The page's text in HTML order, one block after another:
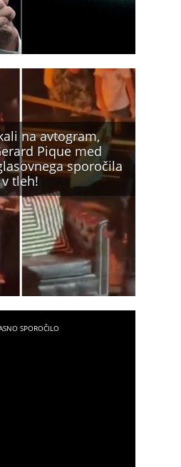
na avtogram,
Pique med
sporočila
tleh!